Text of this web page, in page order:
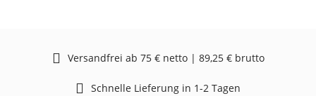
Versandfrei ab 75 € netto | 89,25 € brutto
Schnelle Lieferung in 1-2 Tagen